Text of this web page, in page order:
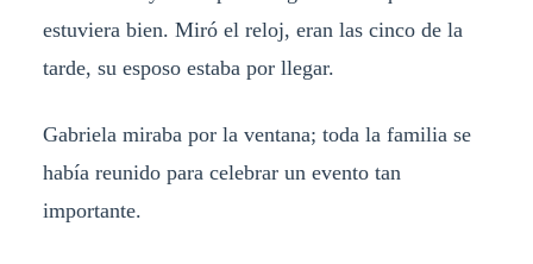
estuviera bien. Miró el reloj, eran las cinco de la
tarde, su esposo estaba por llegar.
Gabriela miraba por la ventana; toda la familia se
había reunido para celebrar un evento tan
importante.